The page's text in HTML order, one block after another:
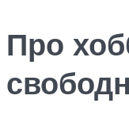
Про